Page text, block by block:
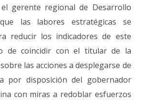
gerente regional de Desarrollo
las labores estratégicas se
reducir los indicadores de este
de coincidir con el titular de la
las acciones a desplegarse de
por disposición del gobernador
con miras a redoblar esfuerzos